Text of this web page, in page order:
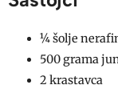
¼ šolje
500 grama
2 krastavca